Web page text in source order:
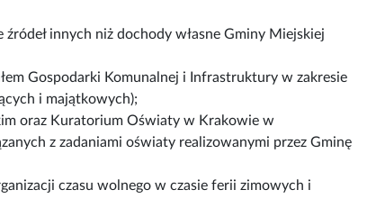
innych niż dochody własne Gminy Miejskiej
Gospodarki Komunalnej i Infrastruktury w zakresie
i majątkowych);
oraz Kuratorium Oświaty w Krakowie w
z zadaniami oświaty realizowanymi przez Gminę
czasu wolnego w czasie ferii zimowych i